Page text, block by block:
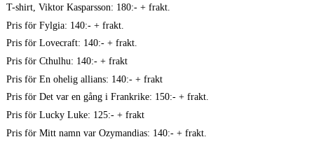
T-shirt, Viktor Kasparsson: 180:- + frakt.
Pris för Fylgia: 140:- + frakt.
Pris för Lovecraft: 140:- + frakt.
Pris för Cthulhu: 140:- + frakt
Pris för En ohelig allians: 140:- + frakt
Pris för Det var en gång i Frankrike: 150:- + frakt.
Pris för Lucky Luke: 125:- + frakt
Pris för Mitt namn var Ozymandias: 140:- + frakt.